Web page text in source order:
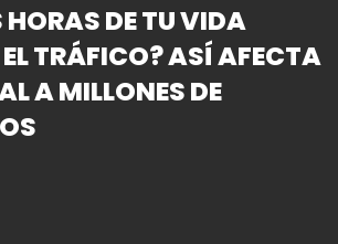
DE TU VIDA
EL TRÁFICO? ASÍ AFECTA
A MILLONES DE